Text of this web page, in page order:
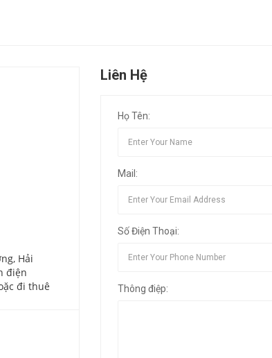
Hải
điện
đi thuê
Liên Hệ
Họ Tên:
Mail:
Số Điện Thoại:
Thông điệp: